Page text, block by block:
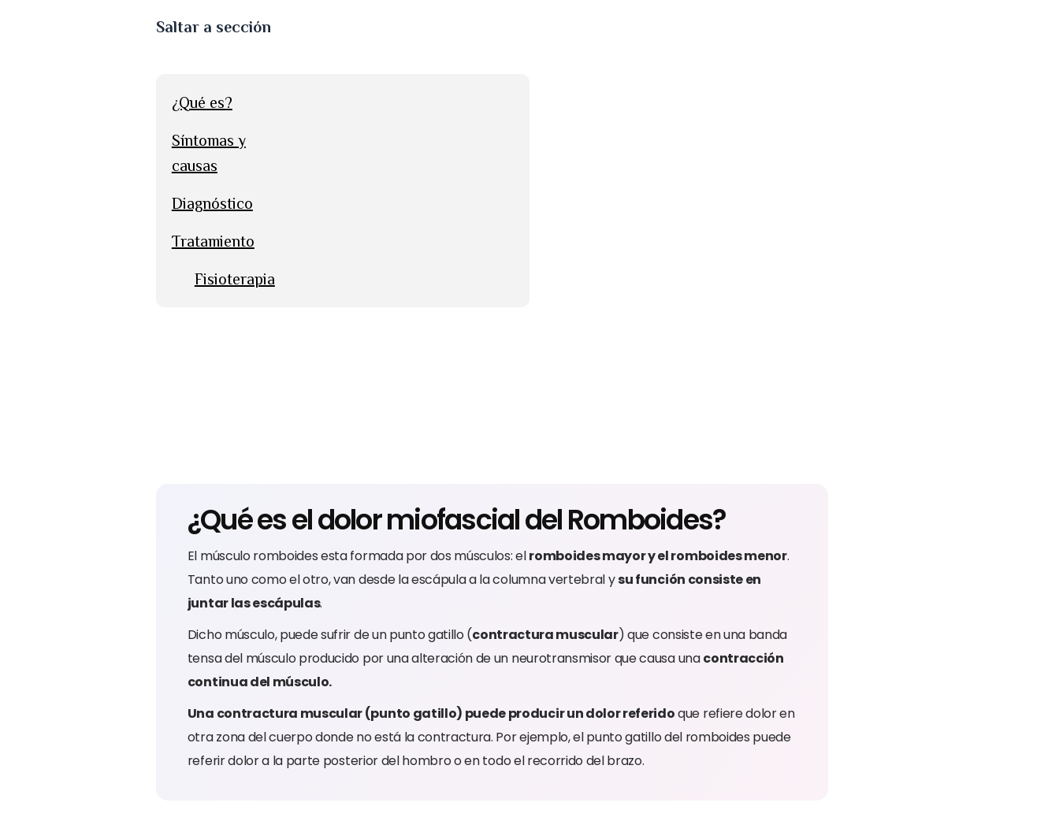
Saltar a sección
¿Qué es?
Síntomas y
causas
Diagnóstico
Tratamiento
Fisioterapia
¿Qué es el dolor miofascial del Romboides?
El músculo romboides esta formada por dos músculos: elromboides mayor y el romboides menor.
Tanto uno como el otro, van desde la escápula a la columna vertebral ysu función consiste en
juntar las escápulas.
Dicho músculo, puede sufrir de un punto gatillo (contractura muscular) que consiste en una banda
tensa del músculo producido por una alteración de un neurotransmisor que causa unacontracción
continua del músculo.
Una contractura muscular (punto gatillo) puede producir un dolor referidoque refiere dolor en
otra zona del cuerpo donde no está la contractura. Por ejemplo, el punto gatillo del romboides puede
referir dolor a la parte posterior del hombro o en todo el recorrido del brazo.